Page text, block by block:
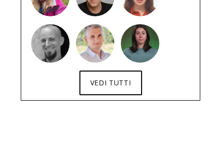
VEDI TUTTI